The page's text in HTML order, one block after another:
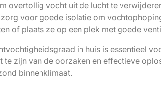
overtollig vocht uit de lucht te
zorg voor goede isolatie om
of plaats ze op een plek met goede
in huis is essentieel
zijn van de oorzaken en effectieve
binnenklimaat.